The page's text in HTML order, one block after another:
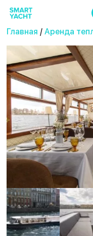
Главная / Аренда